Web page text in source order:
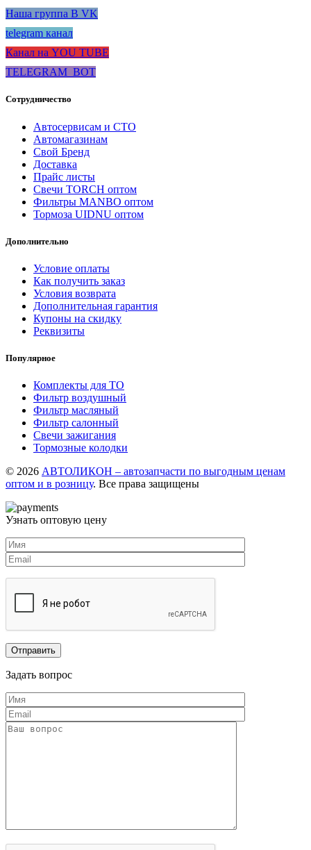
Наша группа В VK
telegram канал
Канал на YOU TUBE
TELEGRAM_BOT
Сотрудничество
Автосервисам и СТО
Автомагазинам
Свой Бренд
Доставка
Прайс листы
Свечи TORCH оптом
Фильтры MANBO оптом
Тормоза UIDNU оптом
Дополнительно
Условие оплаты
Как получить заказ
Условия возврата
Дополнительная гарантия
Купоны на скидку
Реквизиты
Популярное
Комплекты для ТО
Фильтр воздушный
Фильтр масляный
Фильтр салонный
Свечи зажигания
Тормозные колодки
© 2026 АВТОЛИКОН – автозапчасти по выгодным ценам
оптом и в розницу. Все права защищены
Узнать оптовую цену
Задать вопрос